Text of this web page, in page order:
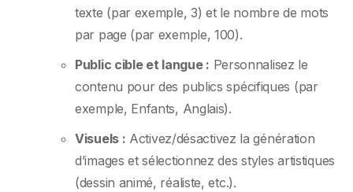
texte (par exemple, 3) et le nombre de mots
par page (par exemple, 100).
Public cible et langue : Personnalisez le
contenu pour des publics spécifiques (par
exemple, Enfants, Anglais).
Visuels : Activez/désactivez la génération
d’images et sélectionnez des styles artistiques
(dessin animé, réaliste, etc.).